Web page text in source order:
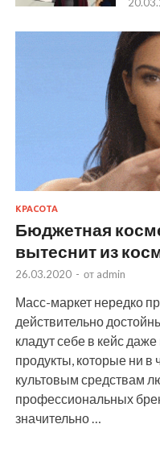
КРАСОТА
Бюджетная
вытеснит из
26.03.2020 - от admin
Масс-маркет нередко
действительно
кладут себе в кейс
продукты, которые ни в
культовым средствам
профессиональных
значительно …